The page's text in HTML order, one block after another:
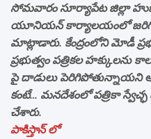
సోమవారం సూర్యాపేట జిల్లా
యూనియన్ కార్యాలయంలో
మాట్లాడారు. కేంద్రంలోని మోడీ
ప్రభుత్వం పత్రికల హక్కులను
పై దాడులు పెరిగిపోతున్నాయని
కంటే… మనదేశంలో పత్రికా
చేశారు.
పాకిస్తాన్ లో